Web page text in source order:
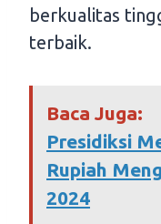
berkualitas
terbaik.
Baca Juga:
Presidiksi
Rupiah
2024